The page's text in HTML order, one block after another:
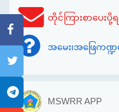
တိုင်ကြားစာပေးပို့
အမေး၊အဖြေကဏ္ဍမ
MSWRR APP